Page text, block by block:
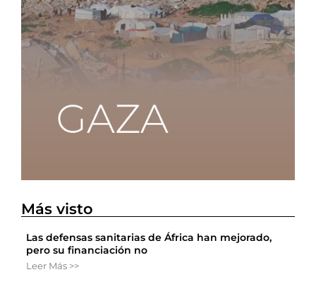
Más visto
Las defensas sanitarias de África han mejorado,
pero su financiación no
Leer Más >>